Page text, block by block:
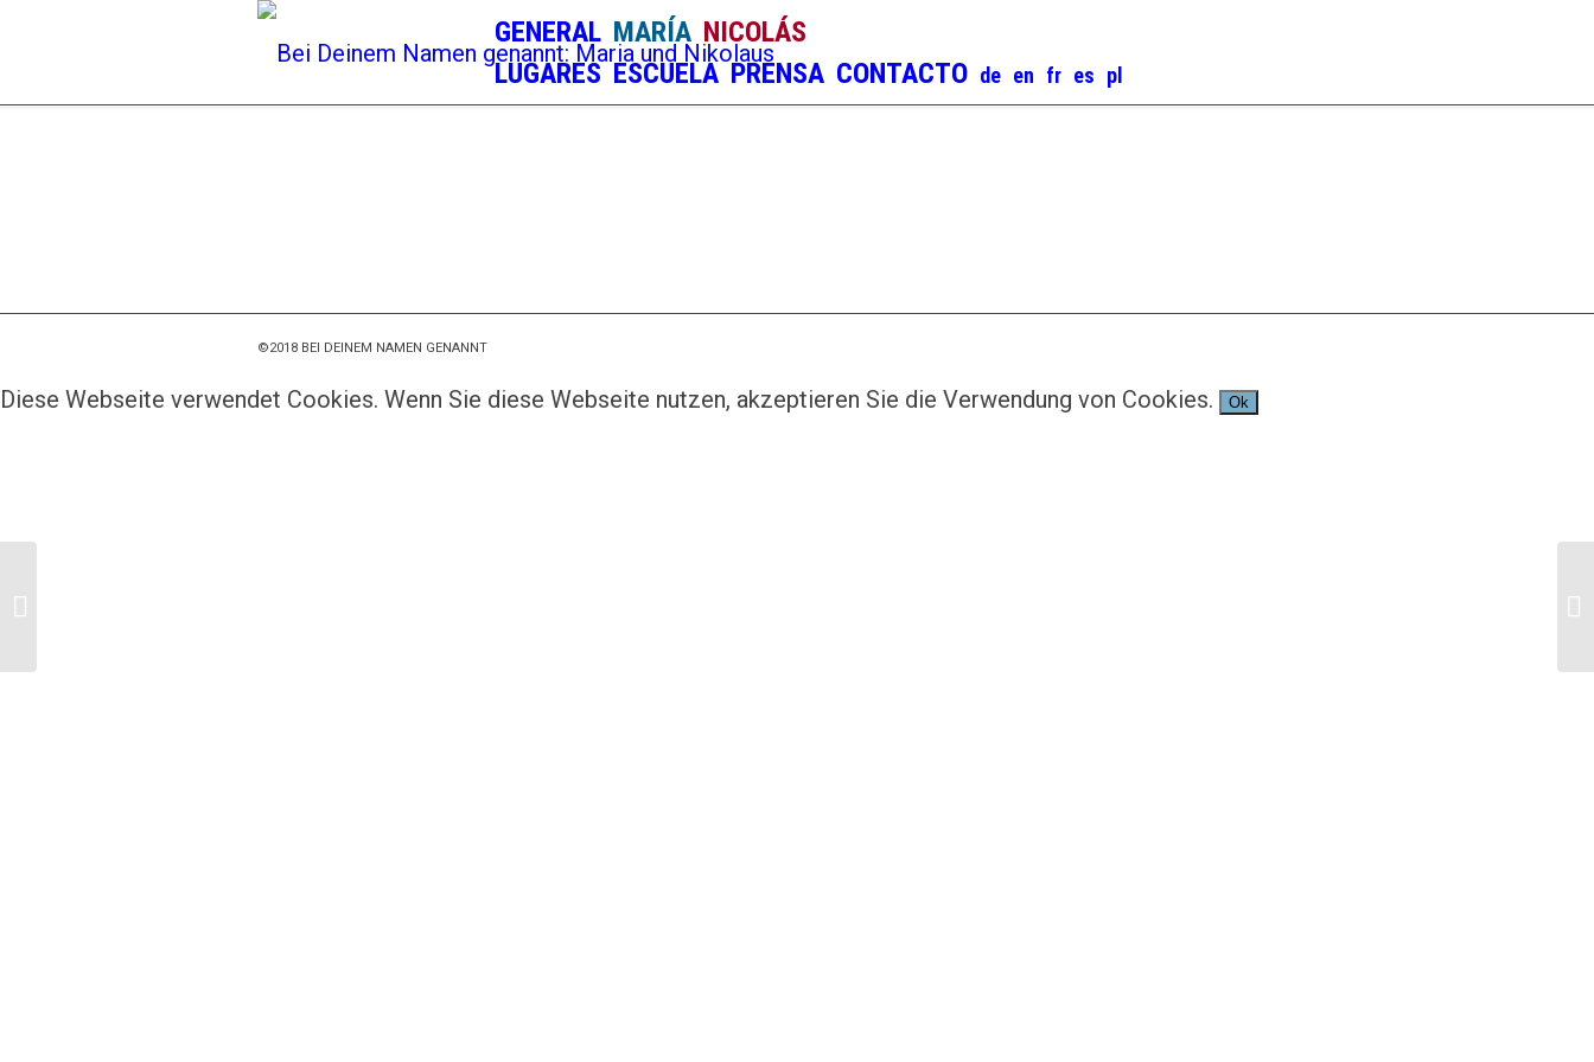
GENERAL MARÍA NICOLÁS
LUGARES ESCUELA PRENSA CONTACTO
©2018 BEI DEINEM NAMEN GENANNT
Diese Webseite verwendet Cookies. Wenn Sie diese Webseite nutzen, akzeptieren Sie die Verwendung von Cookies. Ok